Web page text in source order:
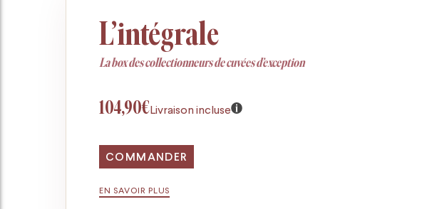
L’intégrale
La box des collectionneurs de cuvées d’exception
104,90€Livraison incluse
COMMANDER
EN SAVOIR PLUS